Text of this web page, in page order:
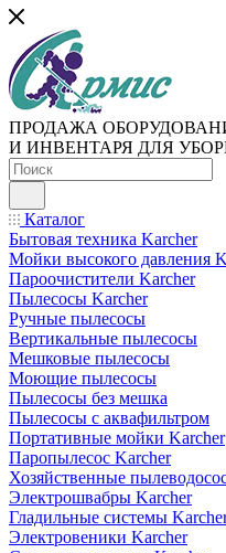
ПРОДАЖА
И ИНВЕНТАРЯ ДЛЯ
Каталог
Бытовая техника Karcher
Мойки высокого давления
Пароочистители Karcher
Пылесосы Karcher
Ручные пылесосы
Вертикальные пылесосы
Мешковые пылесосы
Моющие пылесосы
Пылесосы без мешка
Пылесосы с аквафильтром
Портативные мойки Karcher
Паропылесос Karcher
Хозяйственные
Электрошвабры Karcher
Гладильные системы
Электровеники Karcher